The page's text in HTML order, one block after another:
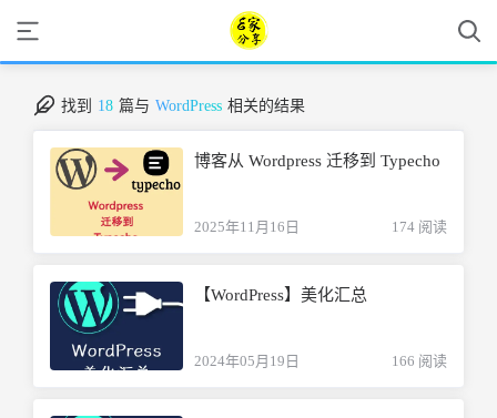
找到 18 篇与 WordPress 相关的结果
博客从 Wordpress 迁移到 Typecho
2025年11月16日 174 阅读
【WordPress】美化汇总
2024年05月19日 166 阅读